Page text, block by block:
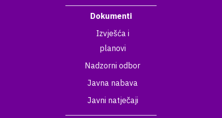
Dokumenti
Izvješća i
planovi
Nadzorni odbor
Javna nabava
Javni natječaji